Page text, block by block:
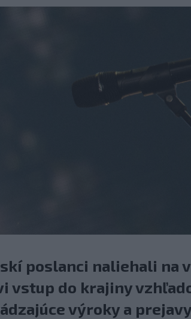
poslanci naliehali na
vstup do krajiny
výroky a